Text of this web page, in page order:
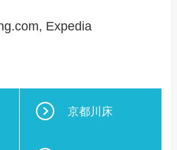
Expedia
京都川床